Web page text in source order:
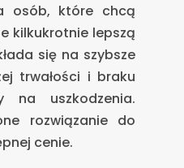
osób, które chcą
kilkukrotnie lepszą
się na szybsze
trwałości i braku
na uszkodzenia.
rozwiązanie do
cenie.